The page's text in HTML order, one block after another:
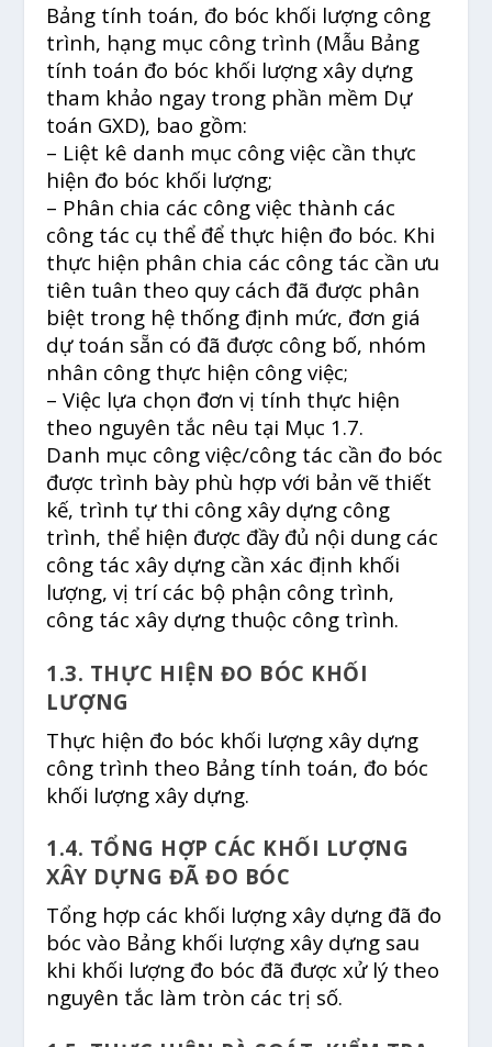
Bảng tính toán, đo bóc khối lượng công
trình, hạng mục công trình (Mẫu Bảng
tính toán đo bóc khối lượng xây dựng
tham khảo ngay trong phần mềm Dự
toán GXD), bao gồm:
– Liệt kê danh mục công việc cần thực
hiện đo bóc khối lượng;
– Phân chia các công việc thành các
công tác cụ thể để thực hiện đo bóc. Khi
thực hiện phân chia các công tác cần ưu
tiên tuân theo quy cách đã được phân
biệt trong hệ thống định mức, đơn giá
dự toán sẵn có đã được công bố, nhóm
nhân công thực hiện công việc;
– Việc lựa chọn đơn vị tính thực hiện
theo nguyên tắc nêu tại Mục 1.7.
Danh mục công việc/công tác cần đo bóc
được trình bày phù hợp với bản vẽ thiết
kế, trình tự thi công xây dựng công
trình, thể hiện được đầy đủ nội dung các
công tác xây dựng cần xác định khối
lượng, vị trí các bộ phận công trình,
công tác xây dựng thuộc công trình.
1.3. THỰC HIỆN ĐO BÓC KHỐI
LƯỢNG
Thực hiện đo bóc khối lượng xây dựng
công trình theo Bảng tính toán, đo bóc
khối lượng xây dựng.
1.4. TỔNG HỢP CÁC KHỐI LƯỢNG
XÂY DỰNG ĐÃ ĐO BÓC
Tổng hợp các khối lượng xây dựng đã đo
bóc vào Bảng khối lượng xây dựng sau
khi khối lượng đo bóc đã được xử lý theo
nguyên tắc làm tròn các trị số.